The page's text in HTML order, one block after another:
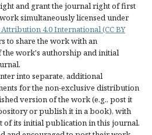
and grant the journal right of first
simultaneously licensed under
4.0 International (CC BY
to share the work with an
the work's authorship and initial
into separate, additional
for the non-exclusive distribution
version of the work (e.g., post it
or publish it in a book), with
of its initial publication in this journal.